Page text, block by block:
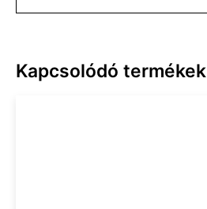
Kapcsolódó termékek